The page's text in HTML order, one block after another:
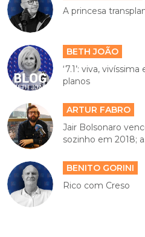
A princesa
BETH JOÃO
‘7.1’: viva,
planos
ARTUR FABRO
Jair Bolsonaro
sozinho em 2018;
BENITO GORINI
Rico com Creso